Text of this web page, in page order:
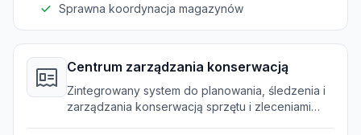
Sprawna koordynacja magazynów
Centrum zarządzania konserwacją
Zintegrowany system do planowania, śledzenia i
zarządzania konserwacją sprzętu i zleceniami